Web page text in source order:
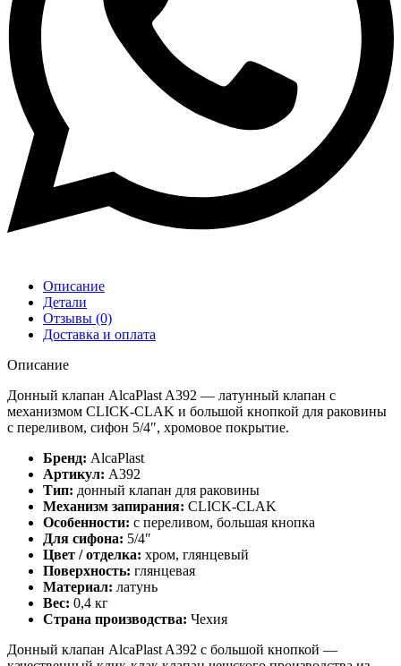
Описание
Детали
Отзывы (0)
Доставка и оплата
Описание
Донный клапан AlcaPlast A392 — латунный клапан с
механизмом CLICK-CLAK и большой кнопкой для раковины
с переливом, сифон 5/4″, хромовое покрытие.
Бренд: AlcaPlast
Артикул: A392
Тип: донный клапан для раковины
Механизм запирания: CLICK-CLAK
Особенности: с переливом, большая кнопка
Для сифона: 5/4″
Цвет / отделка: хром, глянцевый
Поверхность: глянцевая
Материал: латунь
Вес: 0,4 кг
Страна производства: Чехия
Донный клапан AlcaPlast A392 с большой кнопкой —